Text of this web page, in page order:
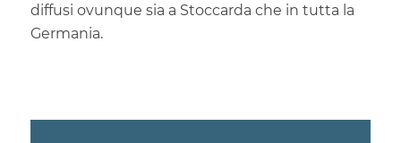
diffusi ovunque sia a Stoccarda che in tutta la
Germania.